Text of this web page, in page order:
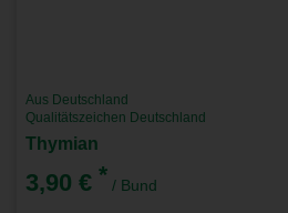
Aus Deutschland
Qualitätszeichen Deutschland
Thymian
3,90 € * / Bund